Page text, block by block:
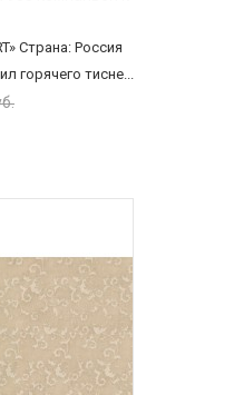
Страна: Россия
горячего тисне...